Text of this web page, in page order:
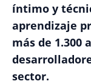
íntimo y
aprendizaje
más de 1.300
sector.